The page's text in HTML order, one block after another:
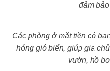
đảm
Các phòng ở mặt tiền có
hóng gió biển, giúp gia
vườn, hồ